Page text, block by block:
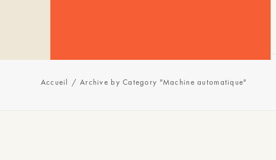
Accueil Archive by Category "Machine automatique"